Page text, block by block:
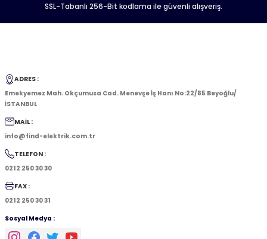
SSL-Tabanlı 256-Bit kodlama ile güvenli alışveriş.
ADRES :
Emekyemez Mah. Okçumusa Cad. Menevşe İş Hanı No:22/85 Beyoğlu/
İSTANBUL
MAİL :
info@find-elektrik.com.tr
TELEFON :
0212 250 30 30
FAX :
0212 250 30 31
Sosyal Medya :